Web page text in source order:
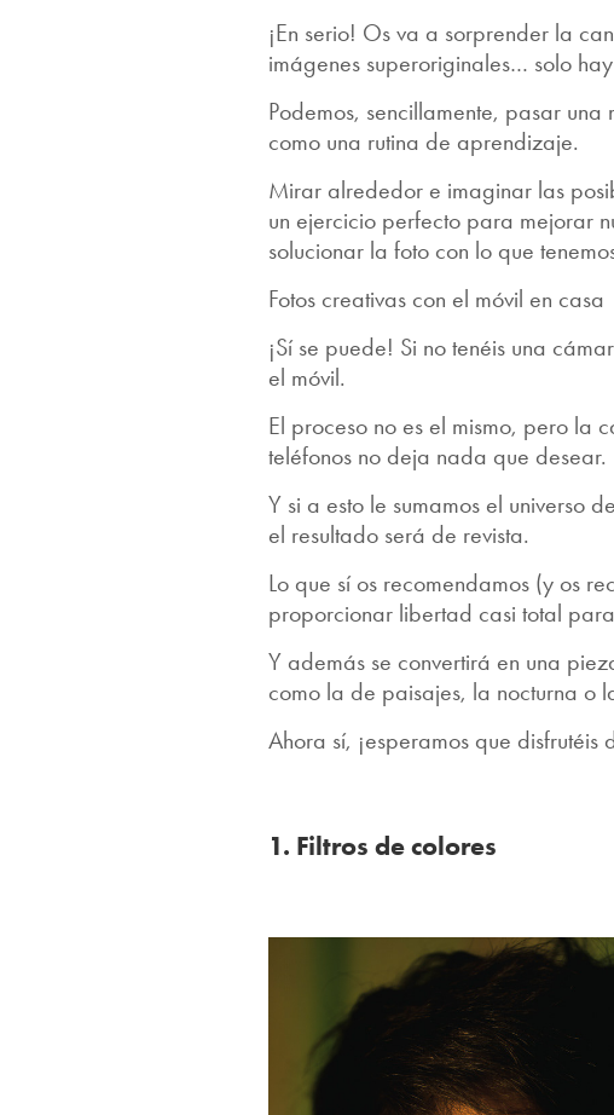
¡En serio! Os va a sorprender la
imágenes superoriginales… solo
Podemos, sencillamente, pasar
como una rutina de aprendizaje.
Mirar alrededor e imaginar las
un ejercicio perfecto para mejorar
solucionar la foto con lo que
Fotos creativas con el móvil en casa
¡Sí se puede! Si no tenéis una
el móvil.
El proceso no es el mismo, pero la
teléfonos no deja nada que desear.
Y si a esto le sumamos el universo
el resultado será de revista.
Lo que sí os recomendamos (y os
proporcionar libertad casi total
Y además se convertirá en una
como la de paisajes, la nocturna o
Ahora sí, ¡esperamos que disfrutéis
1. Filtros de colores